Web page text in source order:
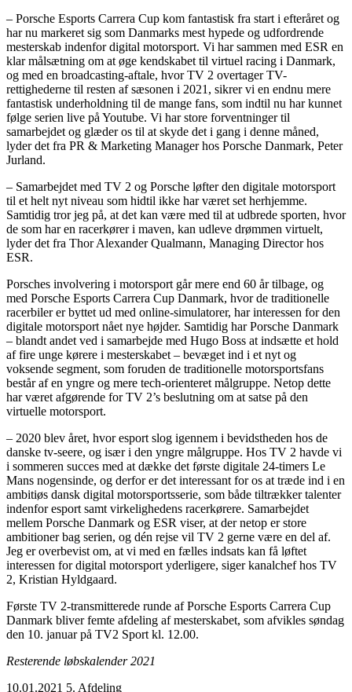
– Porsche Esports Carrera Cup kom fantastisk fra start i efteråret og
har nu markeret sig som Danmarks mest hypede og udfordrende
mesterskab indenfor digital motorsport. Vi har sammen med ESR en
klar målsætning om at øge kendskabet til virtuel racing i Danmark,
og med en broadcasting-aftale, hvor TV 2 overtager TV-
rettighederne til resten af sæsonen i 2021, sikrer vi en endnu mere
fantastisk underholdning til de mange fans, som indtil nu har kunnet
følge serien live på Youtube. Vi har store forventninger til
samarbejdet og glæder os til at skyde det i gang i denne måned,
lyder det fra PR & Marketing Manager hos Porsche Danmark, Peter
Jurland.
– Samarbejdet med TV 2 og Porsche løfter den digitale motorsport
til et helt nyt niveau som hidtil ikke har været set herhjemme.
Samtidig tror jeg på, at det kan være med til at udbrede sporten, hvor
de som har en racerkører i maven, kan udleve drømmen virtuelt,
lyder det fra Thor Alexander Qualmann, Managing Director hos
ESR.
Porsches involvering i motorsport går mere end 60 år tilbage, og
med Porsche Esports Carrera Cup Danmark, hvor de traditionelle
racerbiler er byttet ud med online-simulatorer, har interessen for den
digitale motorsport nået nye højder. Samtidig har Porsche Danmark
– blandt andet ved i samarbejde med Hugo Boss at indsætte et hold
af fire unge kørere i mesterskabet – bevæget ind i et nyt og
voksende segment, som foruden de traditionelle motorsportsfans
består af en yngre og mere tech-orienteret målgruppe. Netop dette
har været afgørende for TV 2’s beslutning om at satse på den
virtuelle motorsport.
– 2020 blev året, hvor esport slog igennem i bevidstheden hos de
danske tv-seere, og især i den yngre målgruppe. Hos TV 2 havde vi
i sommeren succes med at dække det første digitale 24-timers Le
Mans nogensinde, og derfor er det interessant for os at træde ind i en
ambitiøs dansk digital motorsportsserie, som både tiltrækker talenter
indenfor esport samt virkelighedens racerkørere. Samarbejdet
mellem Porsche Danmark og ESR viser, at der netop er store
ambitioner bag serien, og dén rejse vil TV 2 gerne være en del af.
Jeg er overbevist om, at vi med en fælles indsats kan få løftet
interessen for digital motorsport yderligere, siger kanalchef hos TV
2, Kristian Hyldgaard.
Første TV 2-transmitterede runde af Porsche Esports Carrera Cup
Danmark bliver femte afdeling af mesterskabet, som afvikles søndag
den 10. januar på TV2 Sport kl. 12.00.
Resterende løbskalender 2021
10.01.2021 5. Afdeling